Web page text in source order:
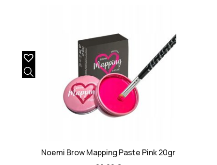
Noemi Brow Mapping Paste Pink 20gr